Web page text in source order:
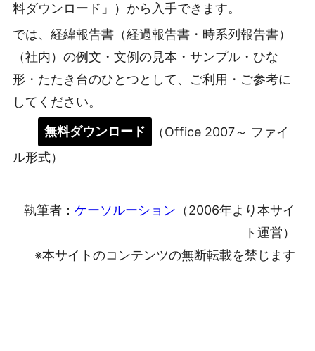
料ダウンロード」）から入手できます。
では、経緯報告書（経過報告書・時系列報告書）
（社内）の例文・文例の見本・サンプル・ひな
形・たたき台のひとつとして、ご利用・ご参考に
してください。
無料ダウンロード
（Office 2007～ ファイ
ル形式）
執筆者： ケーソルーション （2006年より本サイ
ト運営）
※本サイトのコンテンツの無断転載を禁じます